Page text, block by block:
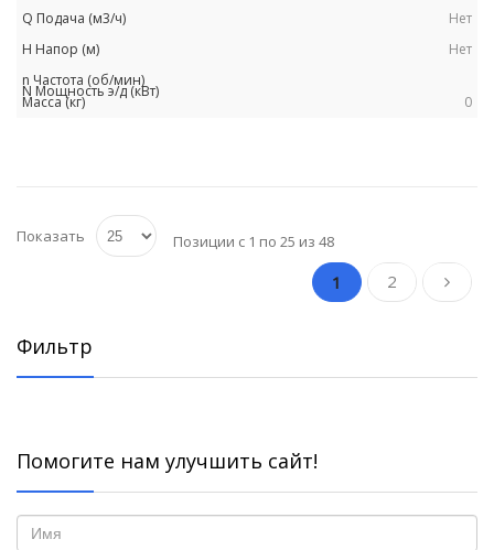
Нет
Нет
0
Показать Позиции с 1 по 25 из 48
1 2
Фильтр
Помогите нам улучшить сайт!